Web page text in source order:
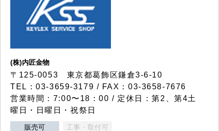
(株)内匠金物
〒125-0053 東京都葛飾区鎌倉3-6-10
TEL：03-3659-3179 / FAX：03-3658-7676
営業時間：7:00〜18：00 / 定休日：第2、第4土
曜日・日曜日・祝祭日
販売可 工事・取付可